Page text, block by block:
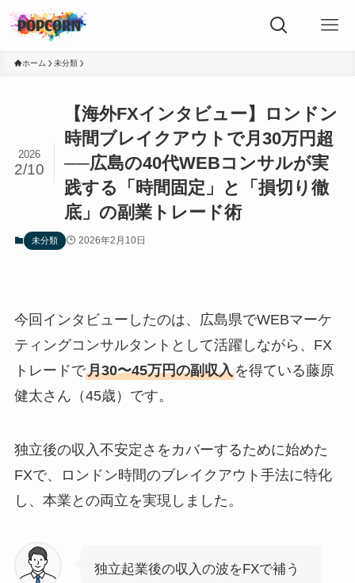
ホーム 未分類
【海外FXインタビュー】ロンドン
時間ブレイクアウトで月30万円超
──広島の40代WEBコンサルが実
践する「時間固定」と「損切り徹
底」の副業トレード術
2026
2/10
未分類 2026年2月10日
今回インタビューしたのは、広島県でWEBマーケ
ティングコンサルタントとして活躍しながら、FX
トレードで月30〜45万円の副収入を得ている藤原
健太さん（45歳）です。
独立後の収入不安定さをカバーするために始めた
FXで、ロンドン時間のブレイクアウト手法に特化
し、本業との両立を実現しました。
独立起業後の収入の波をFXで補う